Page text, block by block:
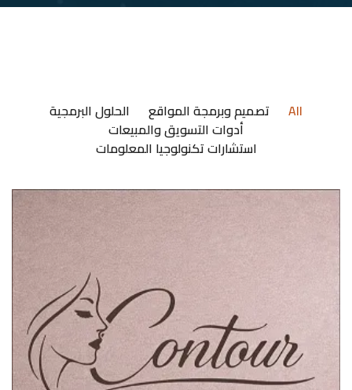
All تصميم وبرمجة المواقع
الحلول البرمجية
أدوات التسويق والمبيعات
استشارات تكنولوجيا المعلومات